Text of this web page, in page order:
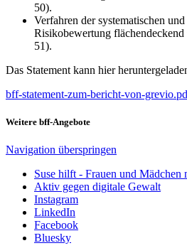
50).
Verfahren der systematischen
Risikobewertung
51).
Das Statement kann hier
bff-statement-zum-bericht-von-
Weitere bff-Angebote
Navigation überspringen
Suse hilft - Frauen und Mädchen
Aktiv gegen digitale Gewalt
Instagram
LinkedIn
Facebook
Bluesky